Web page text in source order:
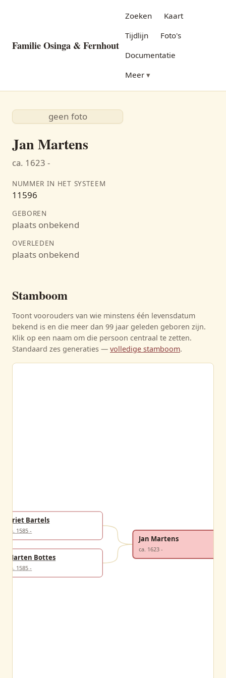
Familie Osinga & Fernhout
Zoeken
Kaart
Tijdlijn
Foto's
Documentatie
Meer
geen foto
Jan Martens
ca. 1623 -
NUMMER IN HET SYSTEEM
11596
GEBOREN
plaats onbekend
OVERLEDEN
plaats onbekend
Stamboom
Toont voorouders van wie minstens één levensdatum
bekend is en die meer dan 99 jaar geleden geboren zijn.
Klik op een naam om die persoon centraal te zetten.
Standaard zes generaties — volledige stamboom.
Griet Bartels
ca. 1585 -
Marten Bottes
ca. 1585 -
Jan Martens
ca. 1623 -